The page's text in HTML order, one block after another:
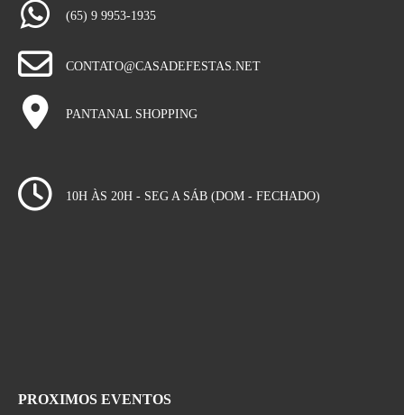
(65) 9 9953-1935
CONTATO@CASADEFESTAS.NET
PANTANAL SHOPPING
10H ÀS 20H - SEG A SÁB (DOM - FECHADO)
PROXIMOS EVENTOS